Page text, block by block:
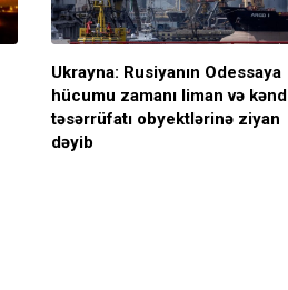
Ukrayna: Rusiyanın Odessaya
hücumu zamanı liman və kənd
təsərrüfatı obyektlərinə ziyan
dəyib